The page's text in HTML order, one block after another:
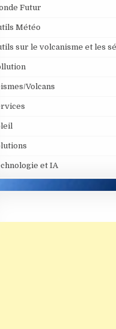
Futur
Météo
sur le volcanisme et les
Volcans
et IA